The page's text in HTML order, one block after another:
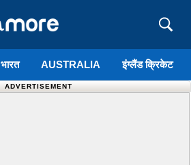
भारत AUSTRALIA इंग्लैंड क्रिकेट
ADVERTISEMENT